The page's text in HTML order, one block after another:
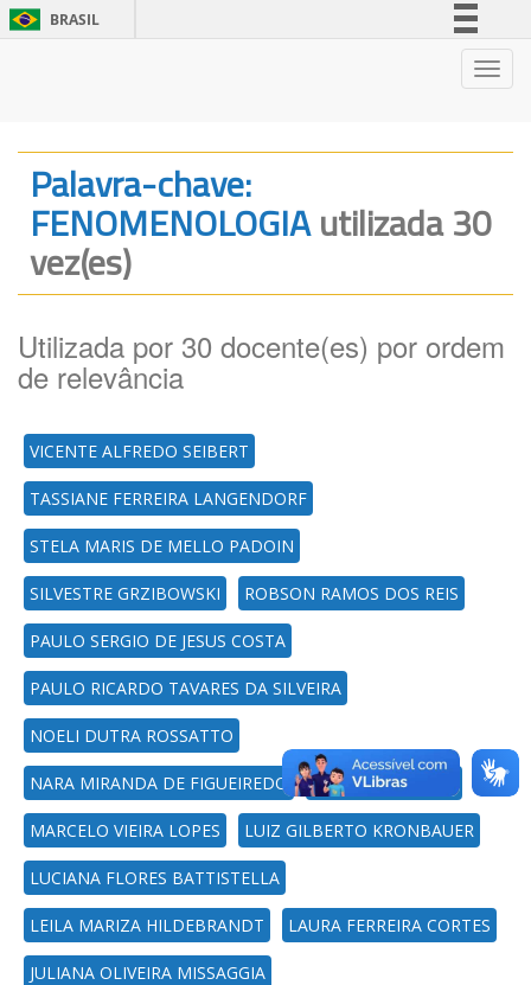
BRASIL
Canais
Palavra-chave:
FENOMENOLOGIAutilizada 30
vez(es)
Utilizada por 30 docente(es) por ordem
de relevância
VICENTE ALFREDO SEIBERT
TASSIANE FERREIRA LANGENDORF
STELA MARIS DE MELLO PADOIN
SILVESTRE GRZIBOWSKI ROBSON RAMOS DOS REIS
PAULO SERGIO DE JESUS COSTA
PAULO RICARDO TAVARES DA SILVEIRA
NOELI DUTRA ROSSATTO
NARA MIRANDA DE FIGUEIREDO MARCOS FANTON
MARCELO VIEIRA LOPES LUIZ GILBERTO KRONBAUER
LUCIANA FLORES BATTISTELLA
LEILA MARIZA HILDEBRANDT LAURA FERREIRA CORTES
JULIANA OLIVEIRA MISSAGGIA